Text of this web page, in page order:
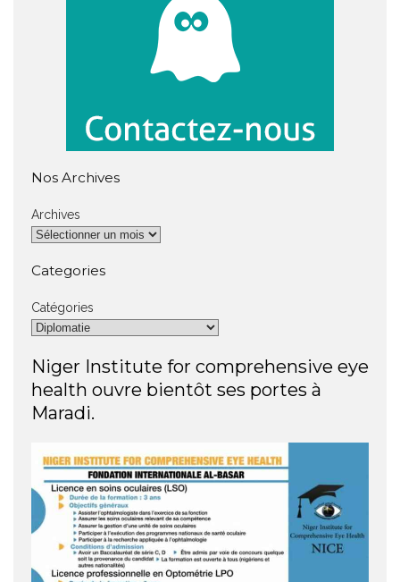
Nos Archives
Archives
Categories
Catégories
Niger Institute for comprehensive eye
health ouvre bientôt ses portes à
Maradi.